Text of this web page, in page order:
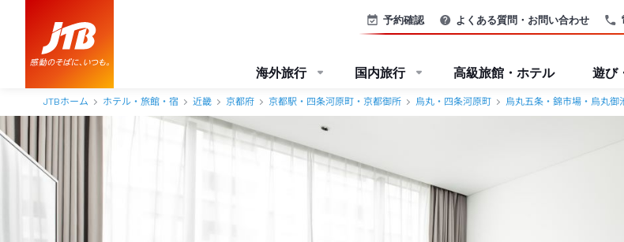
予約確認 よくある質問・お問い合わせ
海外旅行 国内旅行 高級旅館・ホテル 遊び
JTBホーム ホテル・旅館・宿 近畿 京都府 京都駅・四条河原町・京都御所 烏丸・四条河原町 烏丸五条・錦市場・烏丸御